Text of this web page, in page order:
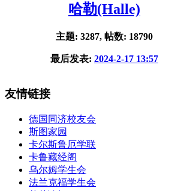
哈勒(Halle)
主题: 3287, 帖数: 18790
最后发表: 2024-2-17 13:57
友情链接
德国同济校友会
斯图家园
卡尔斯鲁厄学联
卡鲁藏经阁
乌尔姆学生会
法兰克福学生会